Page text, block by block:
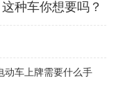
种车你想要吗？
动车上牌需要什么手